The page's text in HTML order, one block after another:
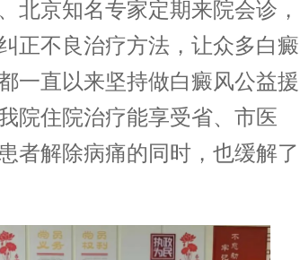
北京知名专家定期来院会诊，
正不良治疗方法，让众多白癜
一直以来坚持做白癜风公益援
院住院治疗能享受省、市医
者解除病痛的同时，也缓解了